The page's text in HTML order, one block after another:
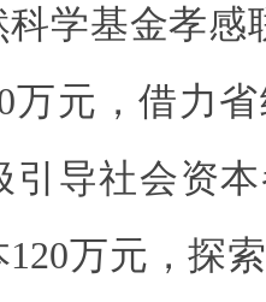
学基金孝感
万元，借力
引导社会资
万元，探